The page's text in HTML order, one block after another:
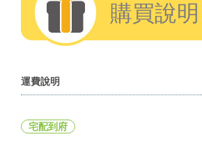
購買說明
運費說明
宅配到府